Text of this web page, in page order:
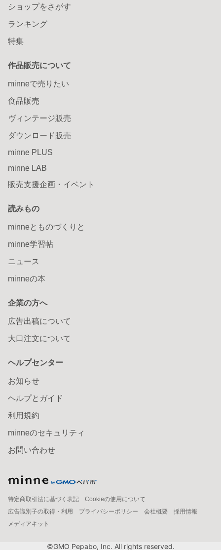
ショップをさがす
ランキング
特集
作品販売について
minneで売りたい
食品販売
ヴィンテージ販売
ダウンロード販売
minne PLUS
minne LAB
販売支援企画・イベント
読みもの
minneとものづくりと
minne学習帖
ニュース
minneの本
企業の方へ
広告出稿について
大口注文について
ヘルプセンター
お知らせ
ヘルプとガイド
利用規約
minneのセキュリティ
お問い合わせ
特定商取引法に基づく表記
Cookieの使用について
広告識別子の取得・利用
プライバシーポリシー 会社概要
採用情報
メディアキット
©GMO Pepabo, Inc. All rights reserved.